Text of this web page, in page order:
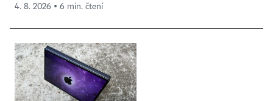
4. 8. 2026 ▪ 6 min. čtení